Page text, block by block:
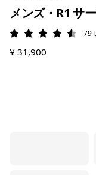
メンズ・R1 サ
評価: 4.6 / 5
79
¥ 31,900